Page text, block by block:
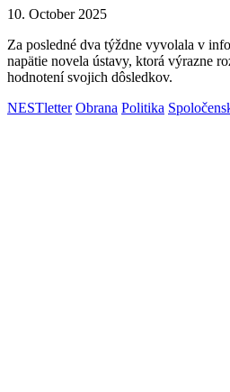
10. October 2025
Za posledné dva týždne vyvolala v
napätie novela ústavy, ktorá výrazne
hodnotení svojich dôsledkov.
NESTletter Obrana Politika